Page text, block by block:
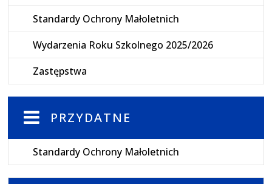
Standardy Ochrony Małoletnich
Wydarzenia Roku Szkolnego 2025/2026
Zastępstwa
PRZYDATNE
Standardy Ochrony Małoletnich